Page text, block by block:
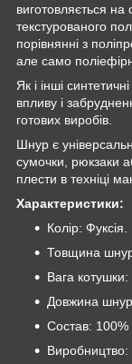
виготовляється на
текстурованого
порівнянні з
але само
Як і інші
впливу і
готових виробів.
Шнур є
сумочки, рюкзаки
плести в техніці
Характеристики:
Колір: Фуксія.
Товщина
Вага котушки:
Довжина
Состав: 100%
Виробництво: